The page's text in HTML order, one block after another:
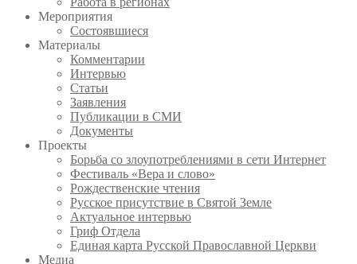
Мероприятия
Состоявшиеся
Материалы
Комментарии
Интервью
Статьи
Заявления
Публикации в СМИ
Документы
Проекты
Борьба со злоупотреблениями в сети Интернет
Фестиваль «Вера и слово»
Рождественские чтения
Русское присутствие в Святой Земле
Актуальное интервью
Гриф Отдела
Единая карта Русской Православной Церкви
Медиа